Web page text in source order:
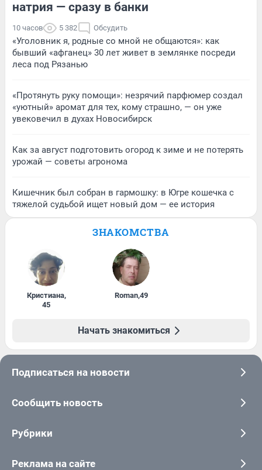
натрия — сразу в банки
10 часов 5 382 Обсудить
«Уголовник я, родные со мной не общаются»: как
бывший «афганец» 30 лет живет в землянке посреди
леса под Рязанью
«Протянуть руку помощи»: незрячий парфюмер создал
«уютный» аромат для тех, кому страшно, — он уже
увековечил в духах Новосибирск
Как за август подготовить огород к зиме и не потерять
урожай — советы агронома
Кишечник был собран в гармошку: в Югре кошечка с
тяжелой судьбой ищет новый дом — ее история
ЗНАКОМСТВА
Кристиана,
45
Roman,49
Начать знакомиться
Подписаться на новости
Сообщить новость
Рубрики
Реклама на сайте